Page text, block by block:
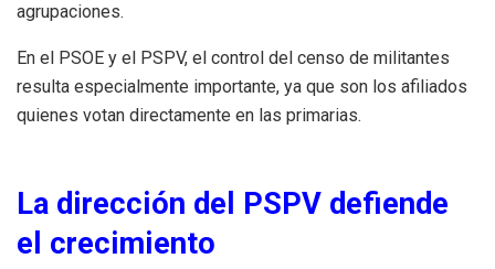
agrupaciones.
En el PSOE y el PSPV, el control del censo de militantes
resulta especialmente importante, ya que son los afiliados
quienes votan directamente en las primarias.
La dirección del PSPV defiende
el crecimiento